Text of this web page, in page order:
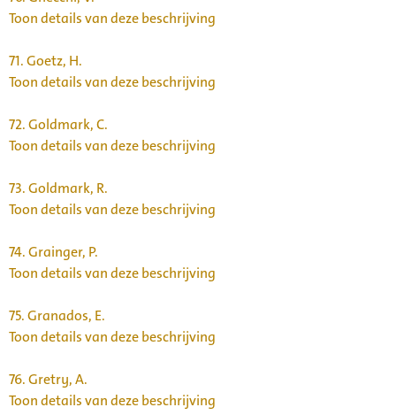
Toon details van deze beschrijving
71.Goetz, H.
Toon details van deze beschrijving
72.Goldmark, C.
Toon details van deze beschrijving
73.Goldmark, R.
Toon details van deze beschrijving
74.Grainger, P.
Toon details van deze beschrijving
75.Granados, E.
Toon details van deze beschrijving
76.Gretry, A.
Toon details van deze beschrijving